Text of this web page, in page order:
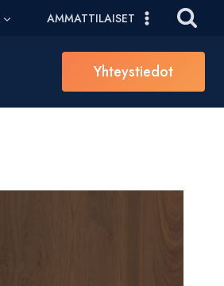
AMMATTILAISET
Yhteystiedot